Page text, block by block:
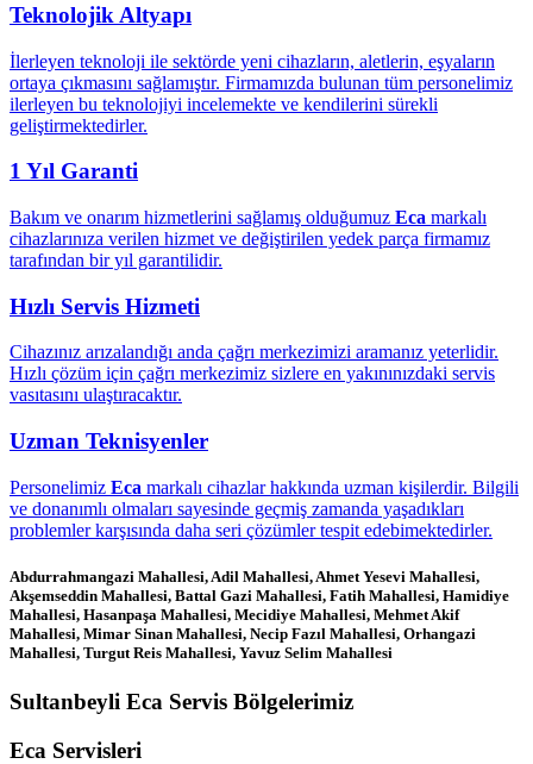
Teknolojik Altyapı
İlerleyen teknoloji ile sektörde yeni cihazların, aletlerin, eşyaların
ortaya çıkmasını sağlamıştır. Firmamızda bulunan tüm personelimiz
ilerleyen bu teknolojiyi incelemekte ve kendilerini sürekli
geliştirmektedirler.
1 Yıl Garanti
Bakım ve onarım hizmetlerini sağlamış olduğumuz Eca markalı
cihazlarınıza verilen hizmet ve değiştirilen yedek parça firmamız
tarafından bir yıl garantilidir.
Hızlı Servis Hizmeti
Cihazınız arızalandığı anda çağrı merkezimizi aramanız yeterlidir.
Hızlı çözüm için çağrı merkezimiz sizlere en yakınınızdaki servis
vasıtasını ulaştıracaktır.
Uzman Teknisyenler
Personelimiz Eca markalı cihazlar hakkında uzman kişilerdir. Bilgili
ve donanımlı olmaları sayesinde geçmiş zamanda yaşadıkları
problemler karşısında daha seri çözümler tespit edebimektedirler.
Abdurrahmangazi Mahallesi, Adil Mahallesi, Ahmet Yesevi Mahallesi,
Akşemseddin Mahallesi, Battal Gazi Mahallesi, Fatih Mahallesi, Hamidiye
Mahallesi, Hasanpaşa Mahallesi, Mecidiye Mahallesi, Mehmet Akif
Mahallesi, Mimar Sinan Mahallesi, Necip Fazıl Mahallesi, Orhangazi
Mahallesi, Turgut Reis Mahallesi, Yavuz Selim Mahallesi
Sultanbeyli Eca Servis Bölgelerimiz
Eca Servisleri